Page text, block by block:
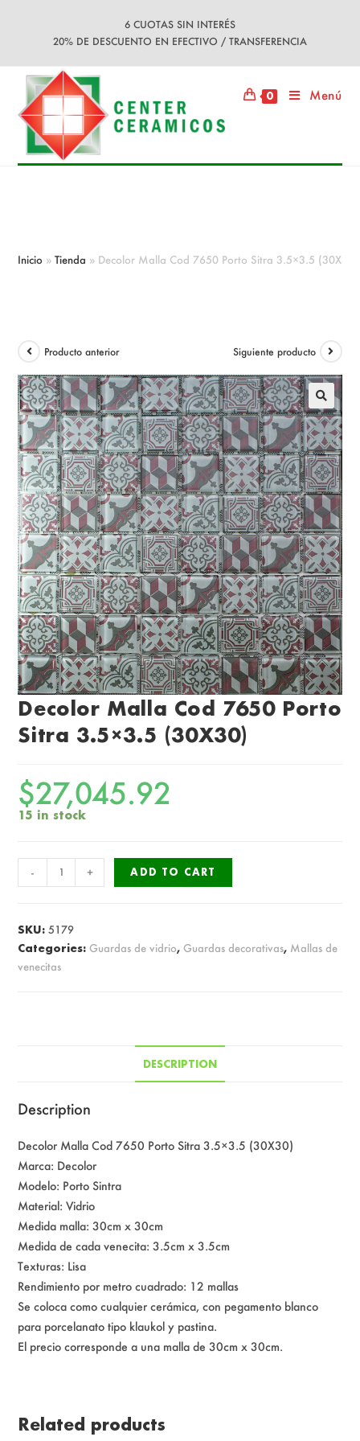
6 CUOTAS SIN INTERÉS
20% DE DESCUENTO EN EFECTIVO / TRANSFERENCIA
0 Menú
Inicio »Tienda » Decolor Malla Cod 7650 Porto Sitra 3.5×3.5 (30X30)
Producto anterior Siguiente producto
Decolor Malla Cod 7650 Porto
Sitra 3.5×3.5 (30X30)
$27,045.92
15 in stock
Malla
7650
Porto
Sitra
- + ADD TO CART
SKU:5179
Categories: Guardas de vidrio, Guardas decorativas, Mallas de
venecitas
DESCRIPTION
Description
Decolor Malla Cod 7650 Porto Sitra 3.5×3.5 (30X30)
Marca: Decolor
Modelo: Porto Sintra
Material: Vidrio
Medida malla: 30cm x 30cm
Medida de cada venecita: 3.5cm x 3.5cm
Texturas: Lisa
Rendimiento por metro cuadrado: 12 mallas
Se coloca como cualquier cerámica, con pegamento blanco
para porcelanato tipo klaukol y pastina.
El precio corresponde a una malla de 30cm x 30cm.
Related products